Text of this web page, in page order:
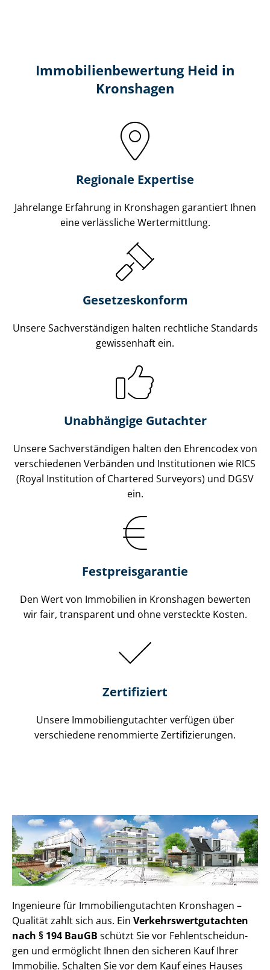
Immobilien­bewertung Heid in
Kronshagen
Regionale Expertise
Jahrelange Erfahrung in Kronshagen garantiert Ihnen
eine verlässliche Wertermittlung.
Gesetzes­konform
Unsere Sach­ver­stän­di­gen halten rechtliche Standards
gewissenhaft ein.
Unabhängige Gutachter
Unsere Sach­ver­stän­di­gen halten den Ehrencodex von
verschiedenen Verbänden und Institutionen wie RICS
(Royal Institution of Chartered Surveyors) und DGSV
ein.
Festpreis​garantie
Den Wert von Immobilien in Kronshagen bewerten
wir fair, transparent und ohne versteckte Kosten.
Zertifiziert
Unsere Immobilien­gutachter verfügen über
verschiedene renommierte Zer­ti­fi­zie­run­gen.
Ingenieure für Im­mo­bi­li­en­gut­ach­ten Kronshagen –
Qualität zahlt sich aus. Ein Ver­kehrs­wert­gut­ach­ten
nach § 194 BauGB schützt Sie vor Fehl­ent­schei­dun­
gen und ermöglicht Ihnen den sicheren Kauf Ihrer
Immobilie. Schalten Sie vor dem Kauf eines Hauses